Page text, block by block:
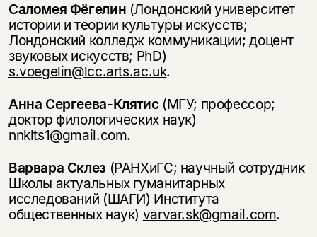
Саломея Фёгелин (Лондонский университет
истории и теории культуры искусств;
Лондонский колледж коммуникации; доцент
звуковых искусств; PhD)
s.voegelin@lcc.arts.ac.uk.
Анна Сергеева-Клятис(МГУ; профессор;
доктор филологических наук)
nnklts1@gmail.com.
Варвара Склез (РАНХиГС; научный сотрудник
Школы актуальных гуманитарных
исследований (ШАГИ) Института
общественных наук) varvar.sk@gmail.com.